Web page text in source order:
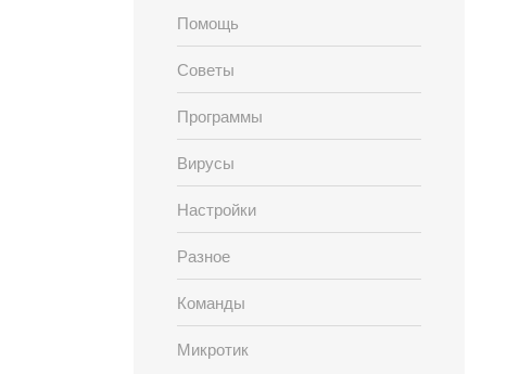
Помощь
Советы
Программы
Вирусы
Настройки
Разное
Команды
Микротик